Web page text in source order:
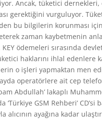
Ancak, tüketici
gerektiğini vurguluyor.
bu bilgilerin korunması
zaman kaybetmenin
ödemeleri sırasında
haklarını ihlal edenlere
o işleri yapmaktan men
operatörlere ait cep
Abdullah’ lakaplı
‘Türkiye GSM Rehberi’
alıcının ayağına kadar